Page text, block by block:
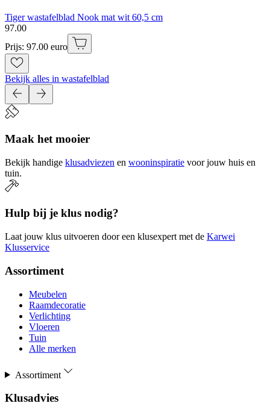
Tiger wastafelblad Nook mat wit 60,5 cm
97.00
Prijs: 97.00 euro
Bekijk alles in wastafelblad
Maak het mooier
Bekijk handige klusadviezen en wooninspiratie voor jouw huis en
tuin.
Hulp bij je klus nodig?
Laat jouw klus uitvoeren door een klusexpert met de Karwei
Klusservice
Assortiment
Meubelen
Raamdecoratie
Verlichting
Vloeren
Tuin
Alle merken
Assortiment
Klusadvies